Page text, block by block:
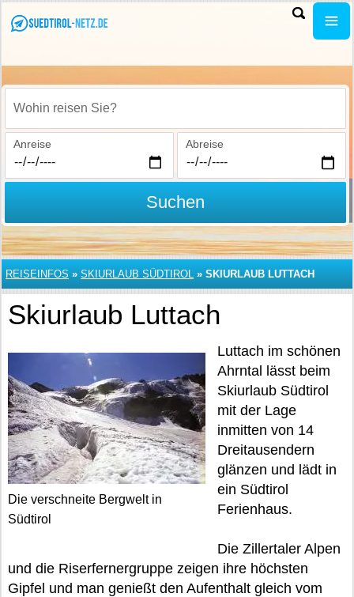
Wohin reisen Sie?
Anreise Abreise
Suchen
REISEINFOS » SKIURLAUB SÜDTIROL » SKIURLAUB LUTTACH
Skiurlaub Luttach
Die verschneite Bergwelt in
Südtirol
Luttach im schönen
Ahrntal lässt beim
Skiurlaub Südtirol
mit der Lage
inmitten von 14
Dreitausendern
glänzen und lädt in
ein Südtirol
Ferienhaus.
Die Zillertaler Alpen
und die Riserfernergruppe zeigen ihre höchsten
Gipfel und man genießt den Aufenthalt gleich vom